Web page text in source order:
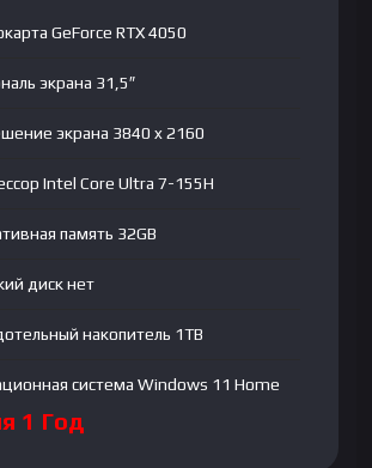
GeForce RTX 4050
экрана 31,5″
экрана 3840 x 2160
Intel Core Ultra 7-155H
память 32GB
диск нет
накопитель 1TB
система Windows 11 Home
1 Год